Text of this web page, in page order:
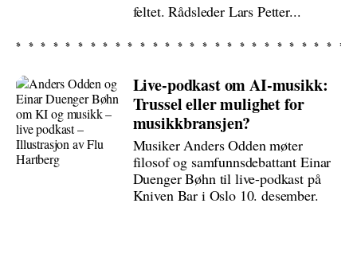
feltet. Rådsleder Lars Petter...
Live-podkast om AI-musikk:
Trussel eller mulighet for
musikkbransjen?
Musiker Anders Odden møter
filosof og samfunnsdebattant Einar
Duenger Bøhn til live-podkast på
Kniven Bar i Oslo 10. desember.